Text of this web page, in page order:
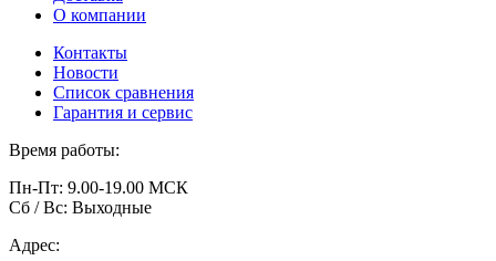
О компании
Контакты
Новости
Список сравнения
Гарантия и сервис
Время работы:
Пн-Пт: 9.00-19.00 МСК
Сб / Вс: Выходные
Адрес: